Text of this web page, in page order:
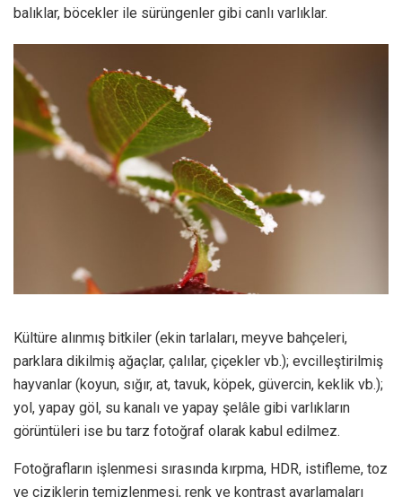
balıklar, böcekler ile sürüngenler gibi canlı varlıklar.
Kültüre alınmış bitkiler (ekin tarlaları, meyve bahçeleri,
parklara dikilmiş ağaçlar, çalılar, çiçekler vb.); evcilleştirilmiş
hayvanlar (koyun, sığır, at, tavuk, köpek, güvercin, keklik vb.);
yol, yapay göl, su kanalı ve yapay şelâle gibi varlıkların
görüntüleri ise bu tarz fotoğraf olarak kabul edilmez.
Fotoğrafların işlenmesi sırasında kırpma, HDR, istifleme, toz
ve çiziklerin temizlenmesi, renk ve kontrast ayarlamaları